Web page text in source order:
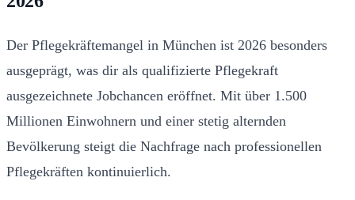
Der Pflegekräftemangel in München ist 2026 besonders
ausgeprägt, was dir als qualifizierte Pflegekraft
ausgezeichnete Jobchancen eröffnet. Mit über 1.500
Millionen Einwohnern und einer stetig alternden
Bevölkerung steigt die Nachfrage nach professionellen
Pflegekräften kontinuierlich.